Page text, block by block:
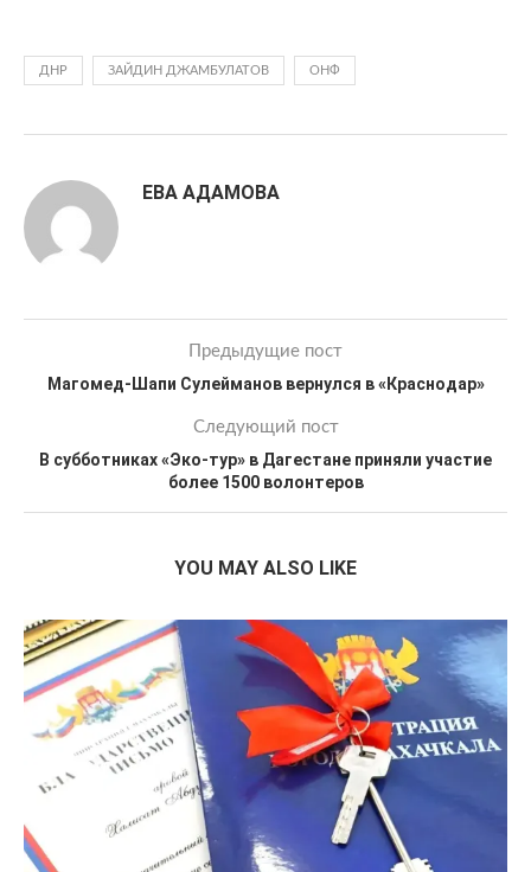
ДНР ЗАЙДИН ДЖАМБУЛАТОВ ОНФ
ЕВА АДАМОВА
Предыдущие пост
Магомед-Шапи Сулейманов вернулся в «Краснодар»
Следующий пост
В субботниках «Эко-тур» в Дагестане приняли участие
более 1500 волонтеров
YOU MAY ALSO LIKE